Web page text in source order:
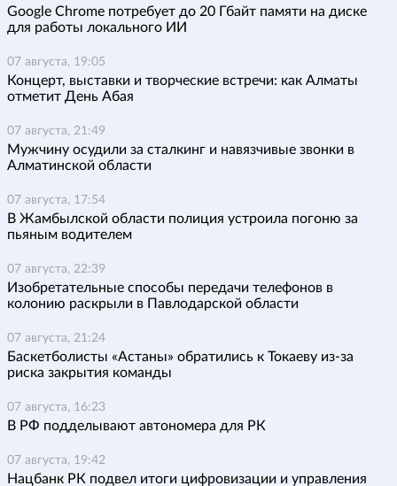
Google Chrome потребует до 20 Гбайт памяти на диске
для работы локального ИИ
07 августа, 19:05
Концерт, выставки и творческие встречи: как Алматы
отметит День Абая
07 августа, 21:49
Мужчину осудили за сталкинг и навязчивые звонки в
Алматинской области
07 августа, 17:54
В Жамбылской области полиция устроила погоню за
пьяным водителем
07 августа, 22:39
Изобретательные способы передачи телефонов в
колонию раскрыли в Павлодарской области
07 августа, 21:24
Баскетболисты «Астаны» обратились к Токаеву из-за
риска закрытия команды
07 августа, 16:23
В РФ подделывают автономера для РК
07 августа, 19:42
Нацбанк РК подвел итоги цифровизации и управления